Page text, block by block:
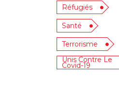
Réfugiés
Santé
Terrorisme
Unis Contre Le
Covid-19